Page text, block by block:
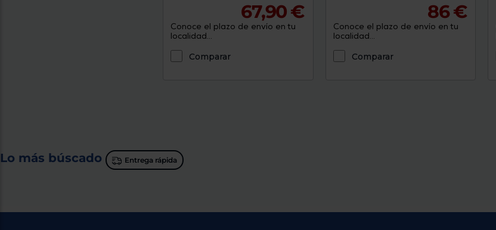
67,90 €
Conoce el plazo de envío en tu
localidad...
Comparar
86 €
Conoce el plazo de envío en tu
localidad...
Comparar
Lo más búscado Entrega rápida